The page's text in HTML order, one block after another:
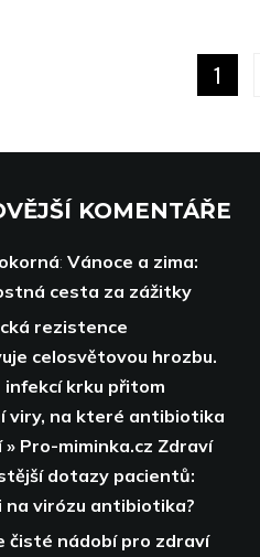
1
KOMENTÁŘE
: Vánoce a zima:
cesta za zážitky
rezistence
celosvětovou hrozbu.
infekcí krku přitom
viry, na které antibiotika
» Pro-miminka.cz Zdraví
dotazy pacientů:
na virózu antibiotika?
čisté nádobí pro zdraví